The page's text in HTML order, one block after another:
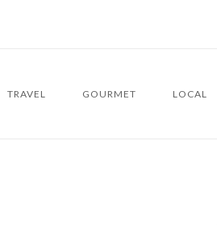
TRAVEL GOURMET LOCAL